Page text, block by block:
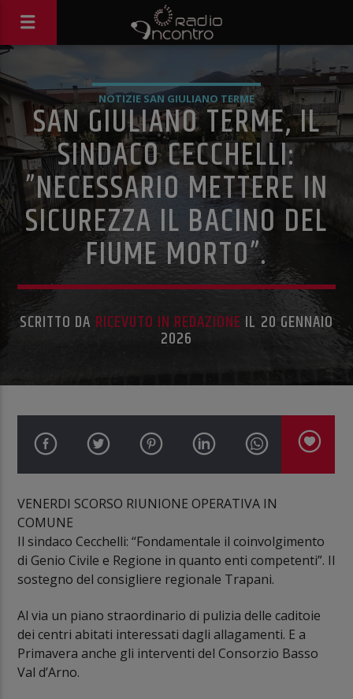
NOTIZIE SAN GIULIANO TERME
SAN GIULIANO TERME, IL
SINDACO CECCHELLI:
”NECESSARIO METTERE IN
SICUREZZA IL BACINO DEL
FIUME MORTO”.
SCRITTO DA RICEVUTO IN REDAZIONE IL 20 GENNAIO
2026
VENERDI SCORSO RIUNIONE OPERATIVA IN
COMUNE
Il sindaco Cecchelli: “Fondamentale il coinvolgimento
di Genio Civile e Regione in quanto enti competenti”. Il
sostegno del consigliere regionale Trapani.
Al via un piano straordinario di pulizia delle caditoie
dei centri abitati interessati dagli allagamenti. E a
Primavera anche gli interventi del Consorzio Basso
Val d’Arno.